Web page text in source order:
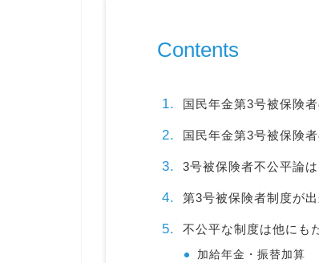
Contents
国民年金第3号被保険
国民年金第3号被保険
3号被保険者不公平論
第3号被保険者制度が
不公平な制度は他にも
加給年金・振替加算